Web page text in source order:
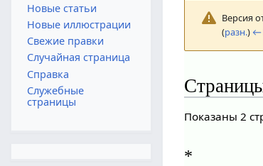
Версия
(разн.) ←
Показаны 2
*
Новые статьи
Новые иллюстрации
Свежие правки
Случайная страница
Справка
Служебные
страницы